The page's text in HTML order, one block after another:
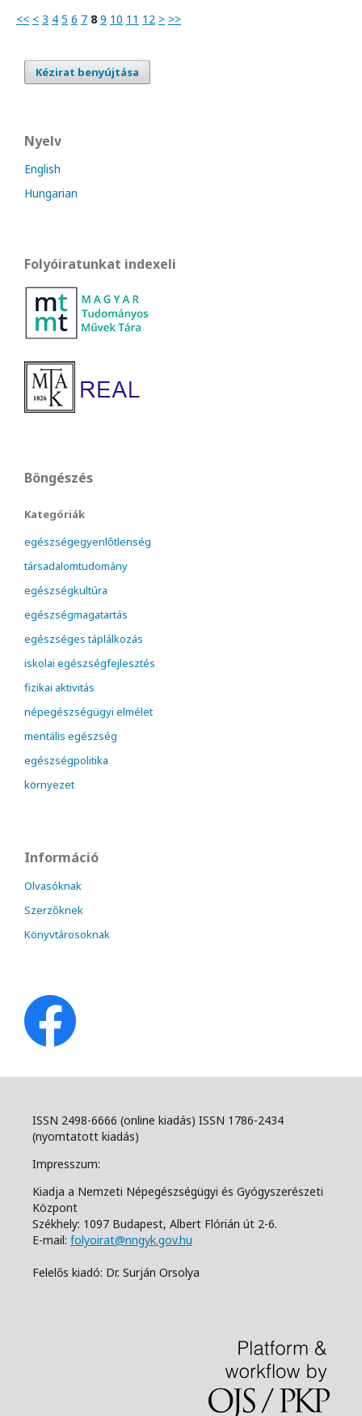
<< < 3 4 5 6 7 8 9 10 11 12 > >>
Kézirat benyújtása
Nyelv
English
Hungarian
Folyóiratunkat indexeli
Böngészés
Kategóriák
egészségegyenlőtlenség
társadalomtudomány
egészségkultúra
egészségmagatartás
egészséges táplálkozás
iskolai egészségfejlesztés
fizikai aktivitás
népegészségügyi elmélet
mentális egészség
egészségpolitika
környezet
Információ
Olvasóknak
Szerzőknek
Könyvtárosoknak
ISSN 2498-6666 (online kiadás) ISSN 1786-2434
(nyomtatott kiadás)
Impresszum:
Kiadja a Nemzeti Népegészségügyi és Gyógyszerészeti
Központ
Székhely: 1097 Budapest, Albert Flórián út 2-6.
E-mail: folyoirat@nngyk.gov.hu
Felelős kiadó: Dr. Surján Orsolya